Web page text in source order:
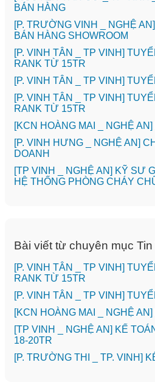
BÁN HÀNG
[P. TRƯỜNG VINH _ NGHỆ
BÁN HÀNG SHOWROOM
[P. VINH TÂN _ TP VINH]
RANK TỪ 15TR
[P. VINH TÂN _ TP VINH]
[P. VINH TÂN _ TP VINH]
RANK TỪ 15TR
️[KCN HOÀNG MAI _ NGHỆ
️[P. VINH HƯNG _ NGHỆ AN]
DOANH
[TP VINH _ NGHỆ AN] KỸ SƯ
HỆ THỐNG PHÒNG CHÁY
Bài viết từ chuyên mục Tin
[P. VINH TÂN _ TP VINH]
RANK TỪ 15TR
[P. VINH TÂN _ TP VINH]
️[KCN HOÀNG MAI _ NGHỆ
[TP VINH _ NGHỆ AN] KẾ
18-20TR
️[P. TRƯỜNG THI _ TP. VINH]